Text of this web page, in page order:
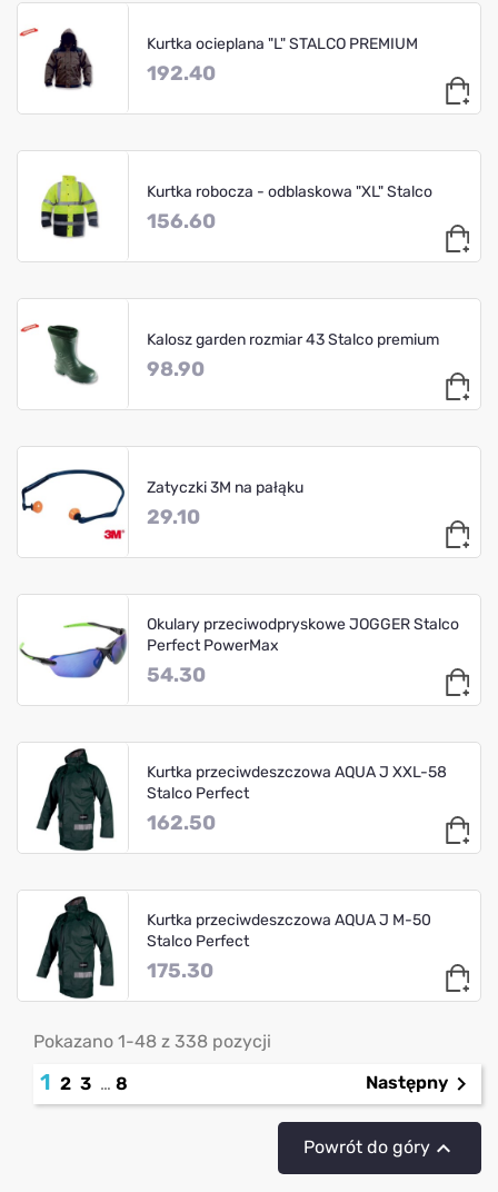
Kurtka ocieplana "L" STALCO PREMIUM
192.40
Kurtka robocza - odblaskowa "XL" Stalco
156.60
Kalosz garden rozmiar 43 Stalco premium
98.90
Zatyczki 3M na pałąku
29.10
Okulary przeciwodpryskowe JOGGER Stalco
Perfect PowerMax
54.30
Kurtka przeciwdeszczowa AQUA J XXL-58
Stalco Perfect
162.50
Kurtka przeciwdeszczowa AQUA J M-50
Stalco Perfect
175.30
Pokazano 1-48 z 338 pozycji
1 2 3 … 8 Następny 
Powrót do góry